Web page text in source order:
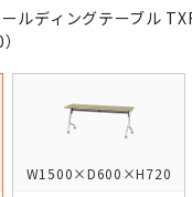
ルディングテーブル
W1500×D600×H720